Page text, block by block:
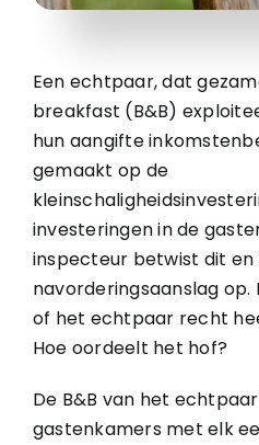
Een echtpaar, dat
breakfast (B&B)
hun aangifte
gemaakt op de
investeringen in de
inspecteur betwist dit en
navorderingsaanslag
of het echtpaar recht
Hoe oordeelt het hof?
De B&B van het
gastenkamers met elk